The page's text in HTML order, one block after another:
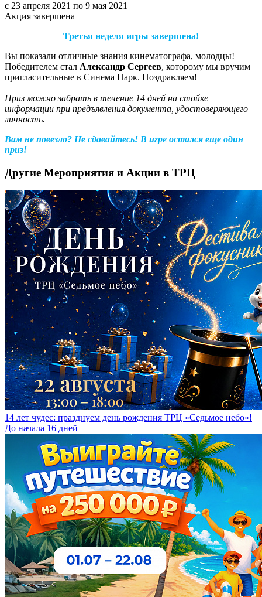
с 23 апреля 2021 по 9 мая 2021
Акция завершена
Третья неделя игры завершена!
Вы показали отличные знания кинематографа, молодцы!
Победителем стал Александр Сергеев, которому мы вручим
пригласительные в Синема Парк. Поздравляем!
Приз можно забрать в течение 14 дней на стойке
информации при предъявления документа, удостоверяющего
личность.
Вам не повезло? Не сдавайтесь! В игре остался еще один
приз!
Другие Мероприятия и Акции в ТРЦ
14 лет чудес: празднуем день рождения ТРЦ «Седьмое небо»!
До начала 16 дней